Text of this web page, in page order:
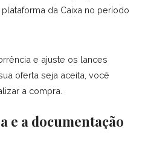
da Caixa no período
e ajuste os lances
oferta seja aceita, você
a compra.
e a documentação